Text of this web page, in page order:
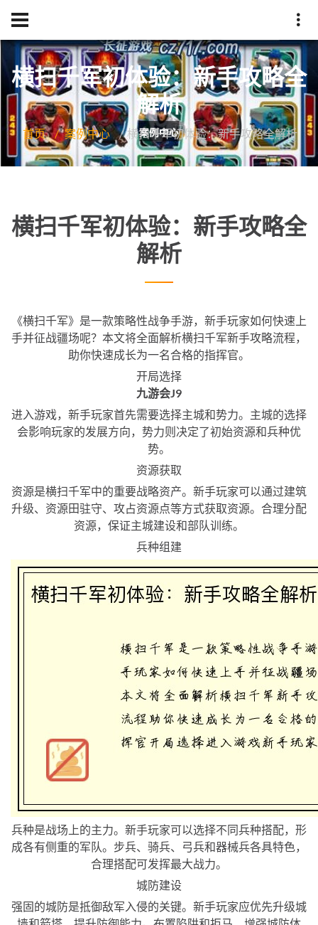
横扫千军初体验：新手攻略全
解析
首页 案例中心 横扫千军初体验：新手攻略全解析
横扫千军初体验：新手攻略全
解析
《横扫千军》是一款策略性战争手游，新手玩家如何快速上
手并征战疆场呢？本文将全面解析横扫千军新手攻略流程，
助你快速成长为一名合格的指挥官。
开局选择
九游会J9
进入游戏，新手玩家首先需要选择主城和势力。主城的选择
会影响玩家的发展方向，势力则决定了初始资源和兵种优
势。
资源获取
资源是横扫千军中的重要战略资产。新手玩家可以通过建筑
升级、资源田驻守、攻占资源点等方式获取资源。合理分配
资源，保证主城建设和部队训练。
兵种组建
兵种是战场上的主力。新手玩家可以选择不同兵种搭配，形
成各有侧重的军队。步兵、骑兵、弓兵和器械兵各具特色，
合理搭配可发挥最大战力。
城防建设
强固的城防是抵御敌军入侵的关键。新手玩家应优先升级城